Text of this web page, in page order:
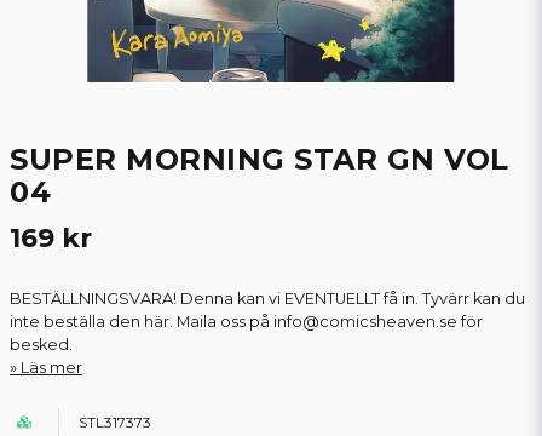
SUPER MORNING STAR GN VOL
04
169 kr
BESTÄLLNINGSVARA! Denna kan vi EVENTUELLT få in. Tyvärr kan du
inte beställa den här. Maila oss på info@comicsheaven.se för
besked.
Läs mer
STL317373